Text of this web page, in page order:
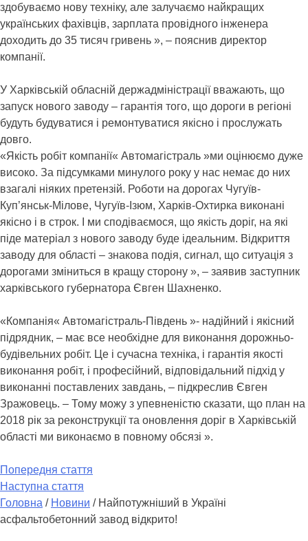
здобуваємо нову техніку, але залучаємо найкращих
українських фахівців, зарплата провідного інженера
доходить до 35 тисяч гривень », – пояснив директор
компанії.
У Харківській обласній держадміністрації вважають, що
запуск нового заводу – гарантія того, що дороги в регіоні
будуть будуватися і ремонтуватися якісно і прослужать
довго.
«Якість робіт компанії« Автомагістраль »ми оцінюємо дуже
високо. За підсумками минулого року у нас немає до них
взагалі ніяких претензій. Роботи на дорогах Чугуїв-
Куп’янськ-Мілове, Чугуїв-Ізюм, Харків-Охтирка виконані
якісно і в строк. І ми сподіваємося, що якість доріг, на які
піде матеріал з нового заводу буде ідеальним. Відкриття
заводу для області – знакова подія, сигнал, що ситуація з
дорогами зміниться в кращу сторону », – заявив заступник
харківського губернатора Євген Шахненко.
«Компанія« Автомагістраль-Південь »- надійний і якісний
підрядник, – має все необхідне для виконання дорожньо-
будівельних робіт. Це і сучасна техніка, і гарантія якості
виконання робіт, і професійний, відповідальний підхід у
виконанні поставлених завдань, – підкреслив Євген
Зражовець. – Тому можу з упевненістю сказати, що план на
2018 рік за реконструкції та оновлення доріг в Харківській
області ми виконаємо в повному обсязі ».
Попередня стаття
Наступна стаття
Головна / Новини / Найпотужніший в Україні
асфальтобетонний завод відкрито!